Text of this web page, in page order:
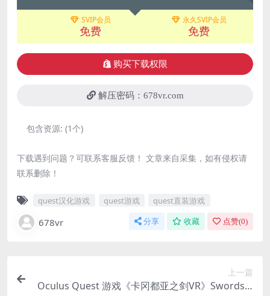
SVIP会员
免费
永久SVIP会员
免费
购买下载权限
解压密码：678vr.com
包含资源: (1个)
下载遇到问题？可联系客服反馈！ 文章来自采集，如有侵权请
联系删除！
quest汉化游戏 quest游戏 quest直装游戏
678vr 分享 收藏 点赞(0)
上一篇
Oculus Quest 游戏《卡冈都亚之剑VR》Swords o